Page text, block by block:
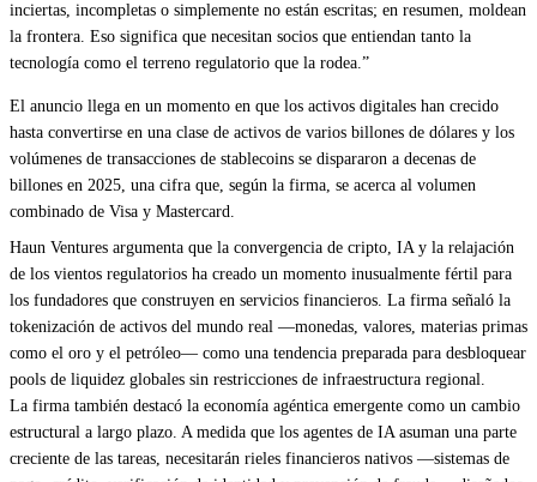
inciertas, incompletas o simplemente no están escritas; en resumen, moldean
la frontera. Eso significa que necesitan socios que entiendan tanto la
tecnología como el terreno regulatorio que la rodea.”
El anuncio llega en un momento en que los activos digitales han crecido
hasta convertirse en una clase de activos de varios billones de dólares y los
volúmenes de transacciones de stablecoins se dispararon a decenas de
billones en 2025, una cifra que, según la firma, se acerca al volumen
combinado de Visa y Mastercard.
Haun Ventures argumenta que la convergencia de cripto, IA y la relajación
de los vientos regulatorios ha creado un momento inusualmente fértil para
los fundadores que construyen en servicios financieros. La firma señaló la
tokenización de activos del mundo real —monedas, valores, materias primas
como el oro y el petróleo— como una tendencia preparada para desbloquear
pools de liquidez globales sin restricciones de infraestructura regional.
La firma también destacó la economía agéntica emergente como un cambio
estructural a largo plazo. A medida que los agentes de IA asuman una parte
creciente de las tareas, necesitarán rieles financieros nativos —sistemas de